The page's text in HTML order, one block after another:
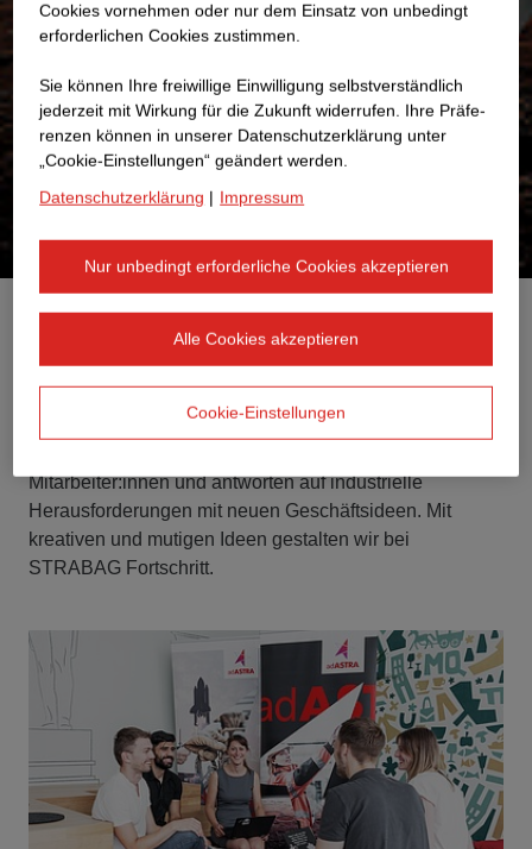
STRABAG hat sich zum Ziel gesetzt, die Zukunft der
Baubranche aktiv, nachhaltig und innovativ zu gestalten.
Intrapreneurship-Programm. Damit fördern wir das
Mitarbeiter:innen und antworten auf industrielle
Herausforderungen mit neuen Geschäftsideen. Mit
kreativen und mutigen Ideen gestalten wir bei
STRABAG Fortschritt.
Cookies vornehmen oder nur dem Einsatz von unbedingt
erforderlichen Cookies zustimmen.
Sie können Ihre freiwillige Einwilligung selbstverständlich
jederzeit mit Wirkung für die Zukunft widerrufen. Ihre Prä­fe­
renzen können in unserer Datenschutzerklärung unter
„Cookie-Einstellungen“ geändert werden.
Datenschutzerklärung | Impressum
Nur unbedingt erforderliche Cookies akzeptieren
Alle Cookies akzeptieren
Cookie-Einstellungen